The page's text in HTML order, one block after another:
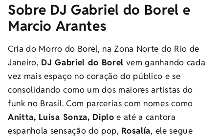
Sobre DJ Gabriel do Borel e
Marcio Arantes
Cria do Morro do Borel, na Zona Norte do Rio de
Janeiro, DJ Gabriel do Borel vem ganhando cada
vez mais espaço no coração do público e se
consolidando como um dos maiores artistas do
funk no Brasil. Com parcerias com nomes como
Anitta, Luísa Sonza, Diplo e até a cantora
espanhola sensação do pop, Rosalía, ele segue